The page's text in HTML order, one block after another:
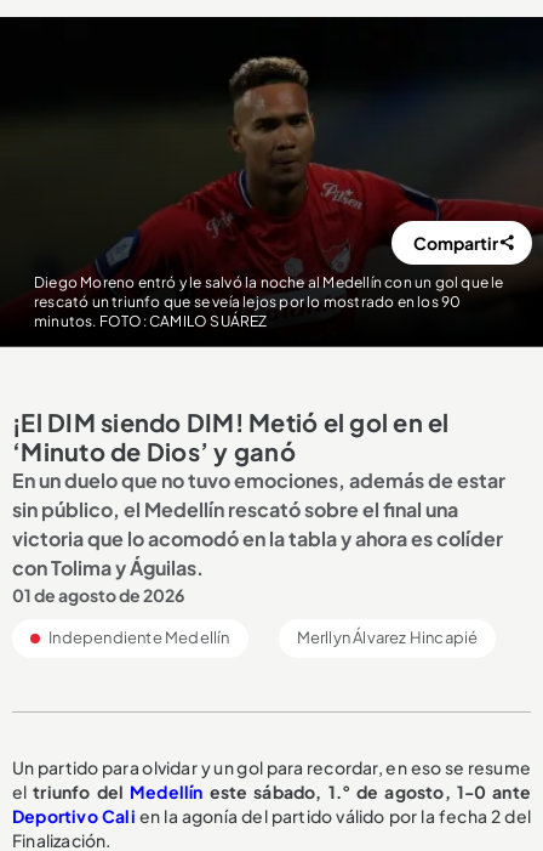
Diego Moreno entró y le salvó la noche al Medellín con un gol que le
rescató un triunfo que se veía lejos por lo mostrado en los 90
minutos. FOTO: CAMILO SUÁREZ
Compartir
¡El DIM siendo DIM! Metió el gol en el
‘Minuto de Dios’ y ganó
En un duelo que no tuvo emociones, además de estar
sin público, el Medellín rescató sobre el final una
victoria que lo acomodó en la tabla y ahora es colíder
con Tolima y Águilas.
01 de agosto de 2026
Independiente Medellín Merllyn Álvarez Hincapié
Un partido para olvidar y un gol para recordar, en eso se resume
eltriunfo del Medellín este sábado, 1.° de agosto, 1-0 ante
Deportivo Cali en la agonía del partido válido por la fecha 2 del
Finalización.